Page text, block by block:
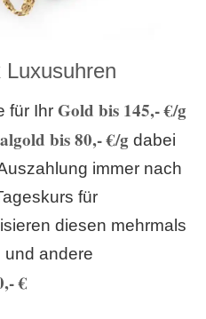
für Ihr Gold bis 145,- €/g
bis 80,- €/gdabei
immer nach
für
diesen mehrmals
und andere
€